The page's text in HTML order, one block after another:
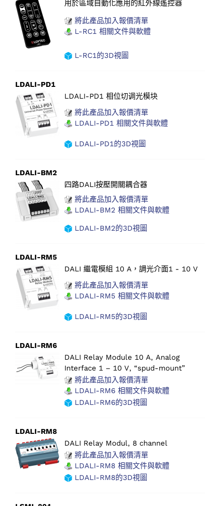
用於區域自動化應用的紅外線遙控器
將此產品加入報價清單
L-RC1 相關文件與軟體
L-RC1的3D視圖
LDALI-PD1
LDALI-PD1 相位切调光模块
將此產品加入報價清單
LDALI-PD1 相關文件與軟體
LDALI-PD1的3D視圖
LDALI-BM2
四路DALI按壓開關耦合器
將此產品加入報價清單
LDALI-BM2 相關文件與軟體
LDALI-BM2的3D視圖
LDALI-RM5
DALI 繼電模組 10 A，調光介面1 - 10 V
將此產品加入報價清單
LDALI-RM5 相關文件與軟體
LDALI-RM5的3D視圖
LDALI-RM6
DALI Relay Module 10 A, Analog
Interface 1 – 10 V, “spud-mount”
將此產品加入報價清單
LDALI-RM6 相關文件與軟體
LDALI-RM6的3D視圖
LDALI-RM8
DALI Relay Modul, 8 channel
將此產品加入報價清單
LDALI-RM8 相關文件與軟體
LDALI-RM8的3D視圖